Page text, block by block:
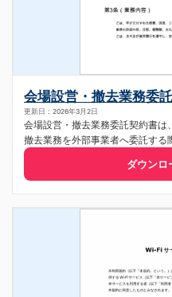
会場設営・撤去業務委
更新日：2026年3月2日
会場設営・撤去業務委託契約書は
撤去業務を外部事業者へ委託する
ダウンロ